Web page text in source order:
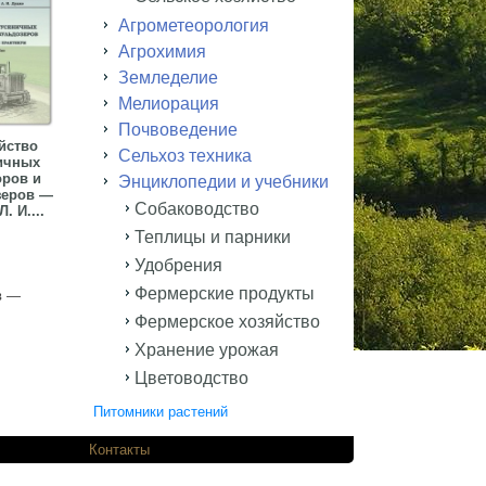
и
—
И....
—
Агрометеорология
Агрохимия
Земледелие
Мелиорация
Почвоведение
Сельхоз техника
Энциклопедии и учебники
Собаководство
Теплицы и парники
Удобрения
Фермерские продукты
Фермерское хозяйство
Хранение урожая
Цветоводство
Питомники растений
Контакты